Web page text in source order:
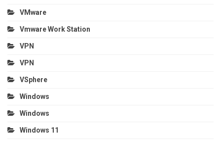
VMware
Vmware Work Station
VPN
VPN
VSphere
Windows
Windows
Windows 11